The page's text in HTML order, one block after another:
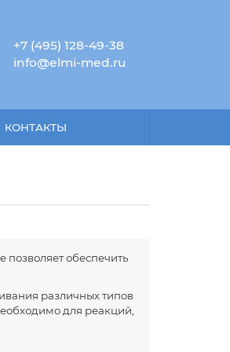
+7 (495) 128-49-38
info@elmi-med.ru
КОНТАКТЫ
обеспечить
различных типов
для реакций,